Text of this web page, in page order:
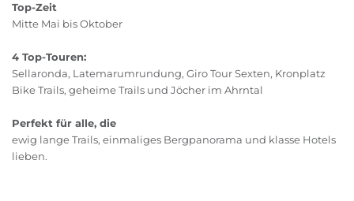
Top-Zeit
Mitte Mai bis Oktober
4 Top-Touren:
Sellaronda, Latemarumrundung, Giro Tour Sexten, Kronplatz
Bike Trails, geheime Trails und Jöcher im Ahrntal
Perfekt für alle, die
ewig lange Trails, einmaliges Bergpanorama und klasse Hotels
lieben.